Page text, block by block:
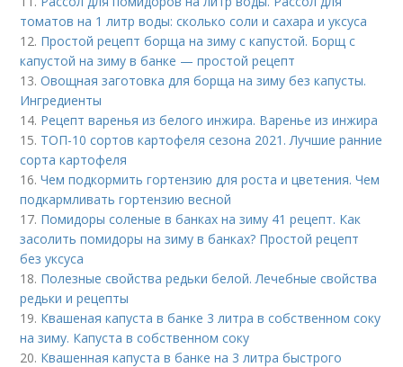
томатов на 1 литр воды: сколько соли и сахара и уксуса
12. Простой рецепт борща на зиму с капустой. Борщ с
капустой на зиму в банке — простой рецепт
13.Овощная заготовка для борща на зиму без капусты.
Ингредиенты
14. Рецепт варенья из белого инжира. Варенье из инжира
15. ТОП-10 сортов картофеля сезона 2021. Лучшие ранние
сорта картофеля
16.Чем подкормить гортензию для роста и цветения. Чем
подкармливать гортензию весной
17. Помидоры соленые в банках на зиму 41 рецепт. Как
засолить помидоры на зиму в банках? Простой рецепт
без уксуса
18. Полезные свойства редьки белой. Лечебные свойства
редьки и рецепты
19. Квашеная капуста в банке 3 литра в собственном соку
на зиму. Капуста в собственном соку
20. Квашенная капуста в банке на 3 литра быстрого